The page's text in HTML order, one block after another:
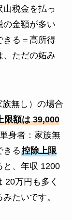
税金を払っ
の金額が多い
きる＝高所得
、ただの妬み
無し）の場合
限額は 39,000
身者：家族無
きる控除上限
と、年収 1200
20万円も多く
たいです。